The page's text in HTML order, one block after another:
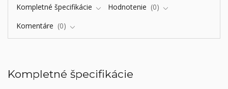
Kompletné špecifikácie Hodnotenie
0
Komentáre
0
Kompletné špecifikácie